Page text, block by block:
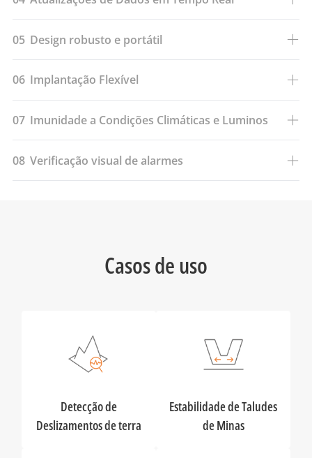
05 Design robusto e portátil
06 Implantação Flexível
07 Imunidade a Condições Climáticas e Luminos
08 Verificação visual de alarmes
Casos de uso
Detecção de
Deslizamentos de terra
Estabilidade de Taludes
de Minas